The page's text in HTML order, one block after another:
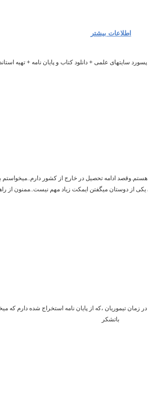
اطلاعات بیشتر
پسورد سایتهای علمی + دانلود کتاب و پایان نامه + تهیه
ادامه تحصیل در خارج از کشور دارم..میخواستم
از دوستان میگفتن ایمکت زیاد مهم نیست..ممنون از
زمان تیموریان ،که از پایان نامه استخراج شده دارم